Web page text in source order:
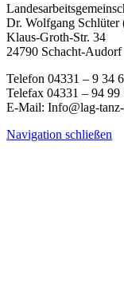
Dr. Wolfgang Schlüter
Klaus-Groth-Str. 34
24790 Schacht-Audorf
Telefon 04331 – 9 34
Telefax 04331 – 94 99
E-Mail: Info@lag-
Navigation schließen